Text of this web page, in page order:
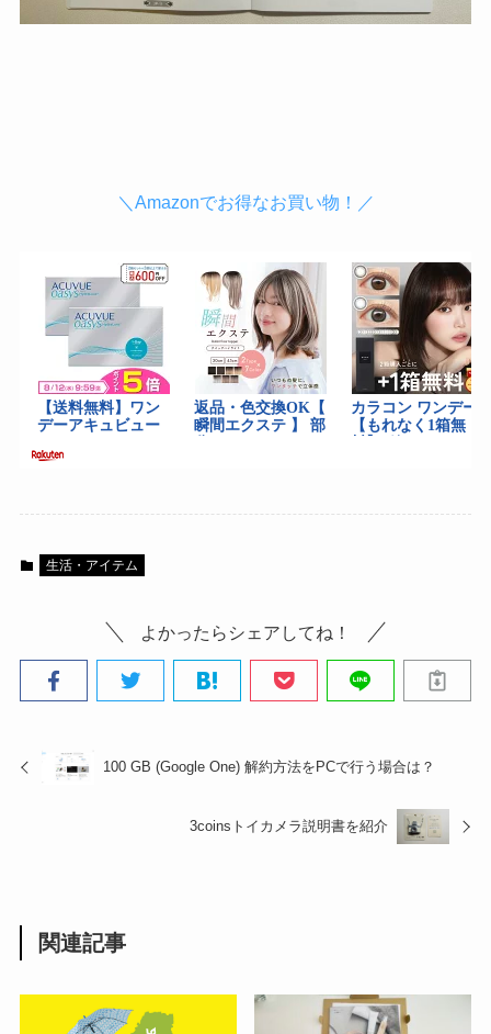
＼Amazonでお得なお買い物！／
生活・アイテム
よかったらシェアしてね！
100 GB (Google One) 解約方法をPCで行う場合は？
3coinsトイカメラ説明書を紹介
関連記事